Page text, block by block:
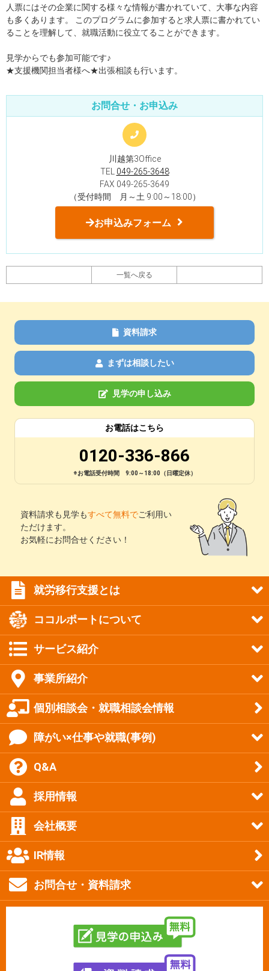
人票にはその企業に関する様々な情報が書かれていて、大事な内容
も多くあります。 このプログラムに参加すると求人票に書かれてい
ることを理解して、就職活動に役立てることができます。
見学からでも参加可能です♪
★支援機関担当者様へ★出張相談も行います。
お問合せ・お申込み
川越第3Office
TEL 049-265-3648
FAX 049-265-3649
（受付時間 月～土 9:00～18:00）
お申込みフォーム
一覧へ戻る
資料請求
まずは相談したい
見学の申し込み
お電話はこちら
0120-336-866
※お電話受付時間 9:00～18:00（日曜定休）
資料請求も見学もすべて無料でご利用い
ただけます。
お気軽にお問合せください！
就労移行支援とは
ココルポートについて
サービス紹介
事業所紹介
個別相談会・就職相談会情報
障がい×仕事や就職(事例)
Q&A
採用情報
会社概要
IR情報
お問合せ・資料請求